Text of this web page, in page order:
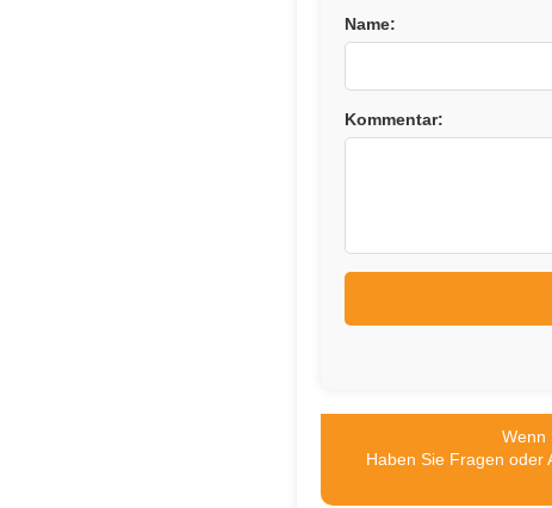
Name:
Kommentar:
Wenn
Haben Sie Fragen oder